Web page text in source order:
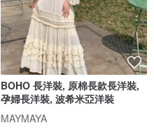
BOHO 長洋裝, 原棉長款長洋裝,
孕婦長洋裝, 波希米亞洋裝
MAYMAYA